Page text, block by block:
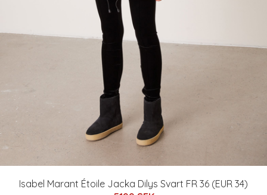
Isabel Marant Étoile Jacka Dilys Svart FR 36 (EUR 34)